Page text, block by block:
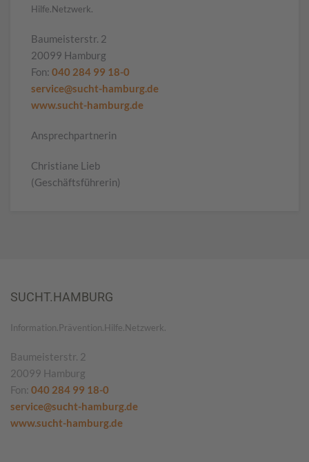
Hilfe.Netzwerk.
Baumeisterstr. 2
20099 Hamburg
Fon: 040 284 99 18-0
service@sucht-hamburg.de
www.sucht-hamburg.de
Ansprechpartnerin
Christiane Lieb
(Geschäftsführerin)
SUCHT.HAMBURG
Information.Prävention.Hilfe.Netzwerk.
Baumeisterstr. 2
20099 Hamburg
Fon: 040 284 99 18-0
service@sucht-hamburg.de
www.sucht-hamburg.de